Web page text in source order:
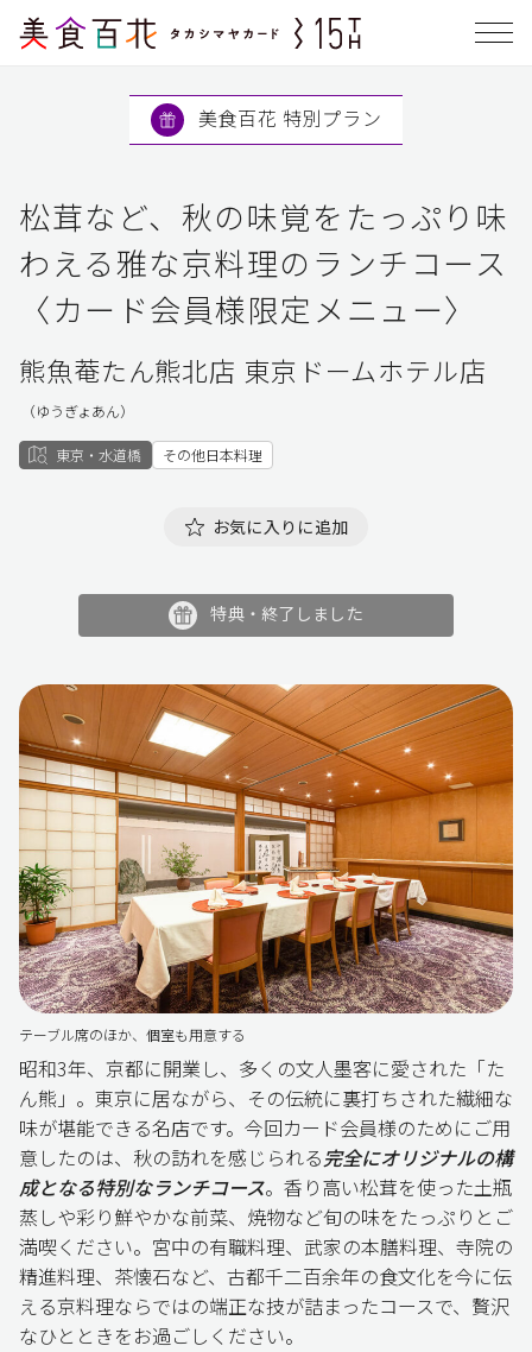
美食百花 特別プラン
松茸など、秋の味覚をたっぷり味
わえる雅な京料理のランチコース
〈カード会員様限定メニュー〉
熊魚菴たん熊北店 東京ドームホテル店
（ゆうぎょあん）
東京・水道橋 その他日本料理
お気に入りに追加
特典・終了しました
テーブル席のほか、個室も用意する
昭和3年、京都に開業し、多くの文人墨客に愛された「た
ん熊」。東京に居ながら、その伝統に裏打ちされた繊細な
味が堪能できる名店です。今回カード会員様のためにご用
意したのは、秋の訪れを感じられる完全にオリジナルの構
成となる特別なランチコース。香り高い松茸を使った土瓶
蒸しや彩り鮮やかな前菜、焼物など旬の味をたっぷりとご
満喫ください。宮中の有職料理、武家の本膳料理、寺院の
精進料理、茶懐石など、古都千二百余年の食文化を今に伝
える京料理ならではの端正な技が詰まったコースで、贅沢
なひとときをお過ごしください。